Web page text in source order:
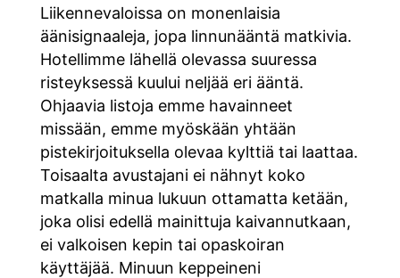
Liikennevaloissa on monenlaisia
äänisignaaleja, jopa linnunääntä matkivia.
Hotellimme lähellä olevassa suuressa
risteyksessä kuului neljää eri ääntä.
Ohjaavia listoja emme havainneet
missään, emme myöskään yhtään
pistekirjoituksella olevaa kylttiä tai laattaa.
Toisaalta avustajani ei nähnyt koko
matkalla minua lukuun ottamatta ketään,
joka olisi edellä mainittuja kaivannutkaan,
ei valkoisen kepin tai opaskoiran
käyttäjää. Minuun keppeineni